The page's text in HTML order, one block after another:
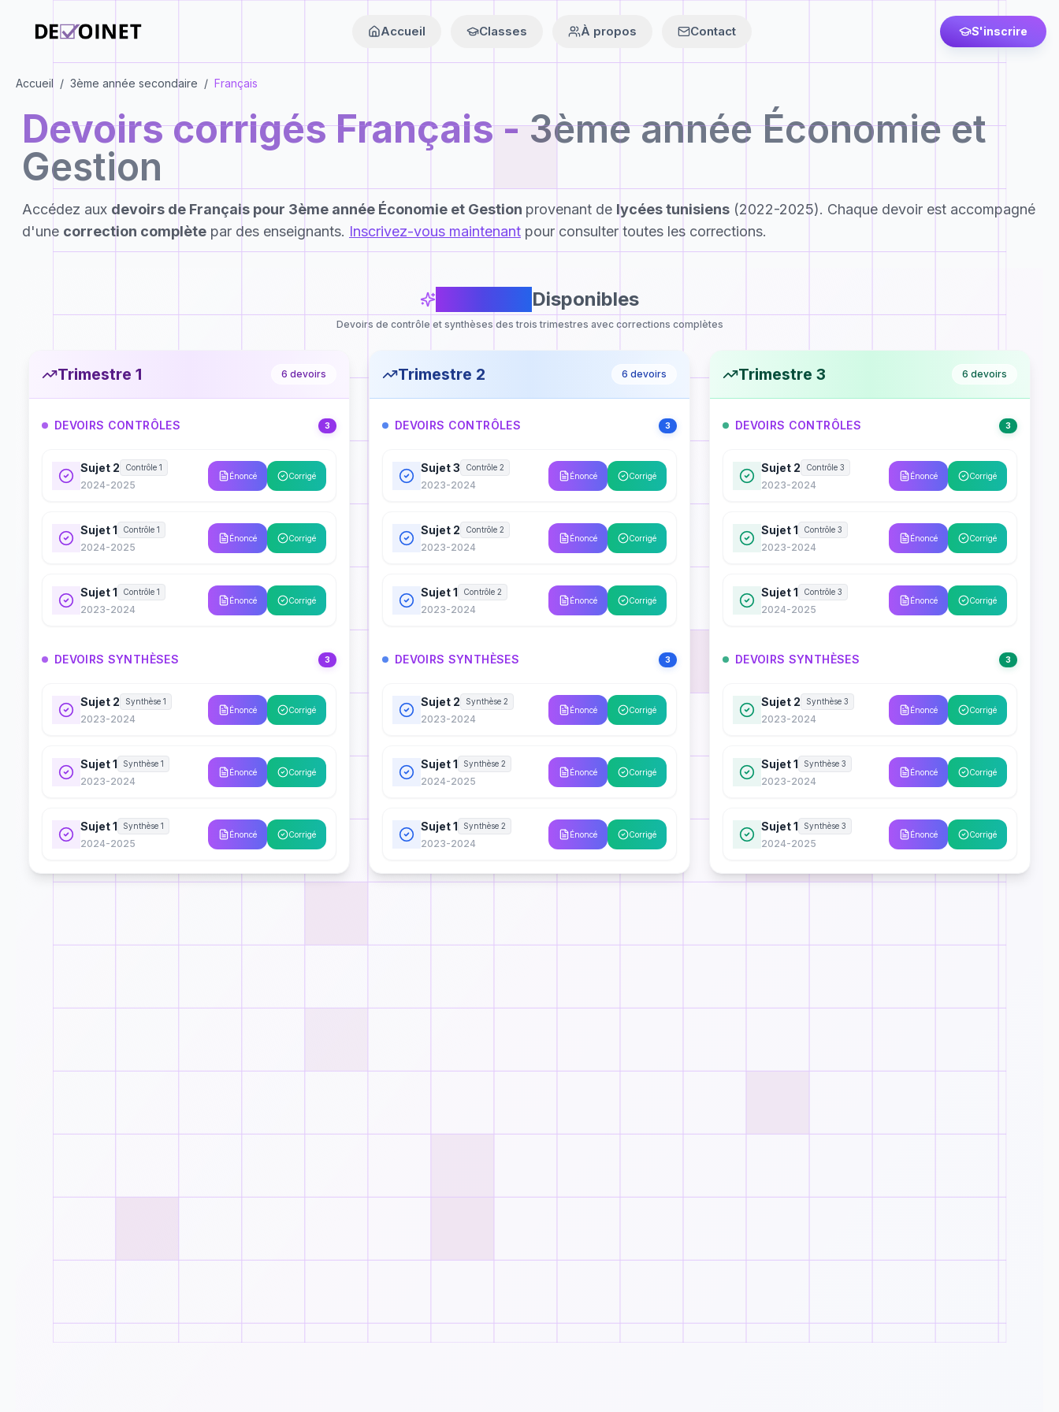
Accueil Classes À propos Contact S'inscrire
Accueil / 3ème année secondaire / Français
Devoirs corrigésFrançais-3ème année Économie et
Gestion
Accédez aux devoirs de Français pour 3ème année Économie et Gestion provenant de lycées tunisiens (2022-2025). Chaque devoir est accompagné
d'une correction complète par des enseignants. Inscrivez-vous maintenant pour consulter toutes les corrections.
Disponibles
Devoirs de contrôle et synthèses des trois trimestres avec corrections complètes
Trimestre 1 6 devoirs
DEVOIRS CONTRÔLES 3
Sujet 2 Contrôle 1
2024-2025
Énoncé Corrigé
Sujet 1 Contrôle 1
2024-2025
Énoncé Corrigé
Sujet 1 Contrôle 1
2023-2024
Énoncé Corrigé
DEVOIRS SYNTHÈSES 3
Sujet 2 Synthèse 1
2023-2024
Énoncé Corrigé
Sujet 1 Synthèse 1
2023-2024
Énoncé Corrigé
Sujet 1 Synthèse 1
2024-2025
Énoncé Corrigé
Trimestre 2 6 devoirs
DEVOIRS CONTRÔLES 3
Sujet 3 Contrôle 2
2023-2024
Énoncé Corrigé
Sujet 2 Contrôle 2
2023-2024
Énoncé Corrigé
Sujet 1 Contrôle 2
2023-2024
Énoncé Corrigé
DEVOIRS SYNTHÈSES 3
Sujet 2 Synthèse 2
2023-2024
Énoncé Corrigé
Sujet 1 Synthèse 2
2024-2025
Énoncé Corrigé
Sujet 1 Synthèse 2
2023-2024
Énoncé Corrigé
Trimestre 3 6 devoirs
DEVOIRS CONTRÔLES 3
Sujet 2 Contrôle 3
2023-2024
Énoncé Corrigé
Sujet 1 Contrôle 3
2023-2024
Énoncé Corrigé
Sujet 1 Contrôle 3
2024-2025
Énoncé Corrigé
DEVOIRS SYNTHÈSES 3
Sujet 2 Synthèse 3
2023-2024
Énoncé Corrigé
Sujet 1 Synthèse 3
2023-2024
Énoncé Corrigé
Sujet 1 Synthèse 3
2024-2025
Énoncé Corrigé